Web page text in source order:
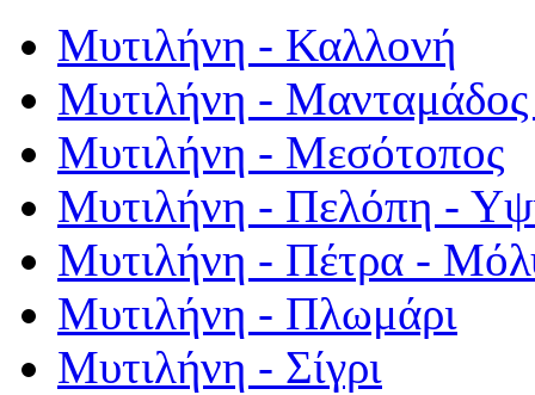
Μυτιλήνη - Καλλονή
Μυτιλήνη - Μανταμάδος
Μυτιλήνη - Μεσότοπος
Μυτιλήνη - Πελόπη -
Μυτιλήνη - Πέτρα -
Μυτιλήνη - Πλωμάρι
Μυτιλήνη - Σίγρι